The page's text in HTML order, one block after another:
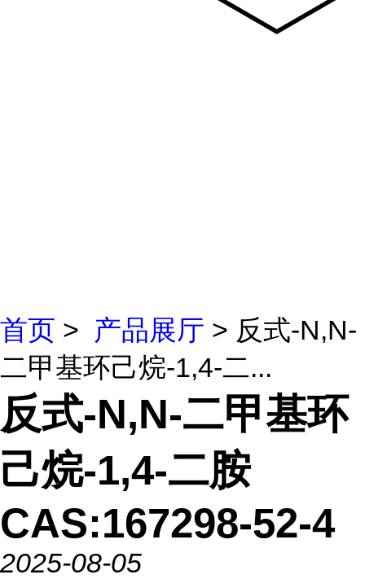
首页 > 产品展厅 > 反式-N,N-
二甲基环己烷-1,4-二...
反式-N,N-二甲基环
己烷-1,4-二胺
CAS:167298-52-4
2025-08-05